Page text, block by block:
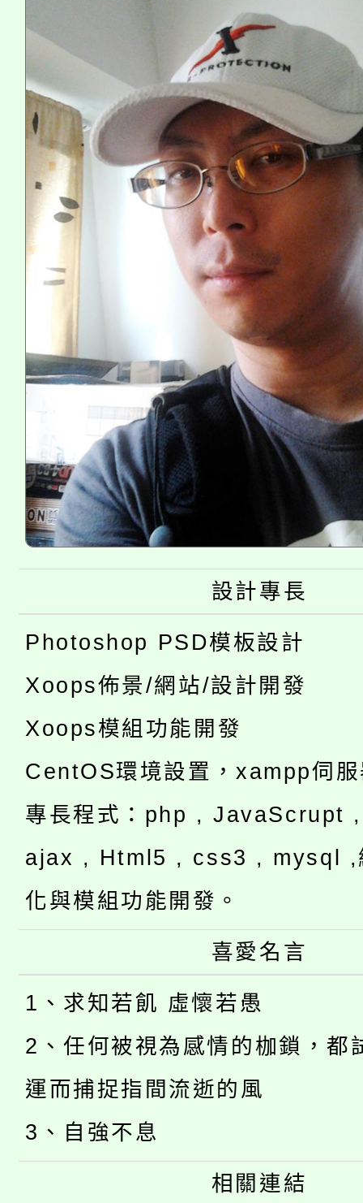
設計專長
Photoshop PSD模板設計
Xoops佈景/網站/設計開發
Xoops模組功能開發
CentOS環境設置，xampp伺
專長程式：php , JavaScrupt
ajax , Html5 , css3 , mysql ,
化與模組功能開發。
喜愛名言
1、求知若飢 虛懷若愚
2、任何被視為感情的枷鎖，都
運而捕捉指間流逝的風
3、自強不息
相關連結